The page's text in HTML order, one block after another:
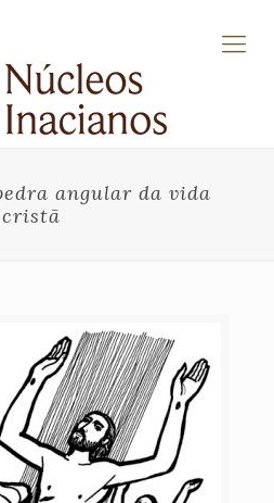
angular da vida
cristã